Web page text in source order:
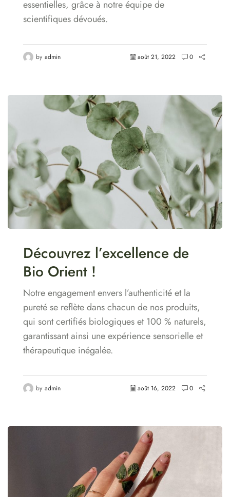
essentielles, grâce à notre équipe de
scientifiques dévoués.
by admin août 21, 2022 0
Découvrez l’excellence de
Bio Orient !
Notre engagement envers l’authenticité et la
pureté se reflète dans chacun de nos produits,
qui sont certifiés biologiques et 100 % naturels,
garantissant ainsi une expérience sensorielle et
thérapeutique inégalée.
by admin août 16, 2022 0